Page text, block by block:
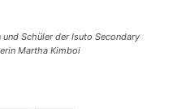
Schüler der Isuto Secondary
Martha Kimboi